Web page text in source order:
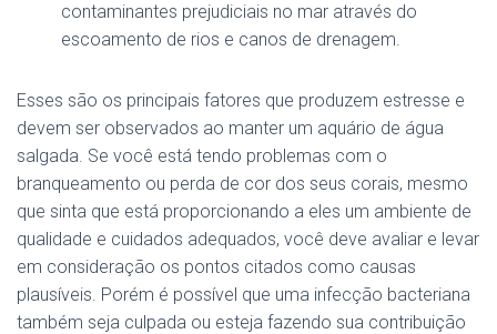
contaminantes prejudiciais no mar através do
escoamento de rios e canos de drenagem.
Esses são os principais fatores que produzem estresse e
devem ser observados ao manter um aquário de água
salgada. Se você está tendo problemas com o
branqueamento ou perda de cor dos seus corais, mesmo
que sinta que está proporcionando a eles um ambiente de
qualidade e cuidados adequados, você deve avaliar e levar
em consideração os pontos citados como causas
plausíveis. Porém é possível que uma infecção bacteriana
também seja culpada ou esteja fazendo sua contribuição